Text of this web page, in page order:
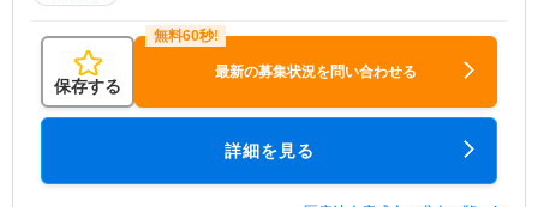
保存する
最新の募集状況を問い合わせる
詳細を見る